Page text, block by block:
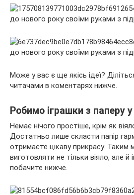
Може у вас є ще якісь ідеї?
читачами в коментарях нижче.
Робимо іграшки з паперу у
Немає нічого простіше, крім як
Достатньо лише скласти папір
отримаєте цікаву прикрасу.
виготовляти не тільки віяло, але й
побачите нижче.